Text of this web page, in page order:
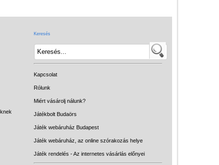
Keresés
Kapcsolat
Rólunk
Miért vásárolj nálunk?
Játékbolt Budaörs
Játék webáruház Budapest
Játék webáruház, az online szórakozás helye
Játék rendelés - Az internetes vásárlás előnyei
Intelligens gyurma
Licenszes TOP
gyerekajándékok